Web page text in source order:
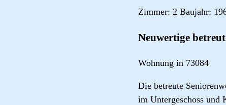
Zimmer: 2 Baujahr:
Neuwertige
Wohnung in 73084
Die betreute
im Untergeschoss und